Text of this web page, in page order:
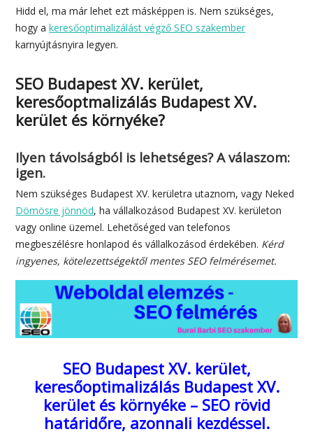
Hidd el, ma már lehet ezt másképpen is. Nem szükséges,
hogy akeresőoptimalizálást végző SEO szakember
karnyújtásnyira legyen.
SEO Budapest XV. kerület,
keresőoptmalizálás Budapest XV.
kerület és környéke?
Ilyen távolságból is lehetséges? A válaszom:
igen.
Nem szükséges Budapest XV. kerületra utaznom, vagy Neked
Dömösre jönnöd, ha vállalkozásod Budapest XV. kerületon
vagy online üzemel. Lehetőséged van telefonos
megbeszélésre honlapod és vállalkozásod érdekében. Kérd
ingyenes, kötelezettségektől mentes SEO felmérésemet.
SEO Budapest XV. kerület,
keresőoptimalizálás Budapest XV.
kerület és környéke – SEO rövid
határidőre, azonnali kezdéssel.